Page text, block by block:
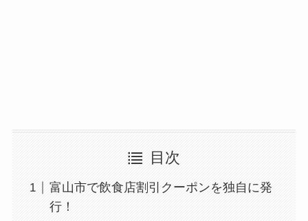
目次
富山市で飲食店割引クーポンを独自に発
行！